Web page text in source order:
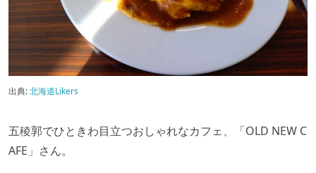
出典:北海道Likers
五稜郭でひときわ目立つおしゃれなカフェ、「OLD NEW C
AFE」さん。